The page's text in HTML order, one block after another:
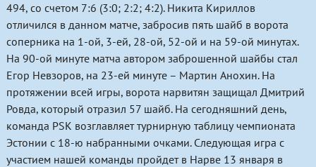
Лёгкая атлетика
Настольный теннис
Пулевая стрельба
Фигурное катание
Хоккей с шайбой
Художественная гимнастика
Местоположение
494, со счетом 7:6 (3:0; 2:2; 4:2). Никита Кириллов
отличился в данном матче, забросив пять шайб в ворота
соперника на 1-ой, 3-ей, 28-ой, 52-ой и на 59-ой минутах.
На 90-ой минуте матча автором заброшенной шайбы стал
Егор Невзоров, на 23-ей минуте – Мартин Анохин. На
протяжении всей игры, ворота нарвитян защищал Дмитрий
Ровда, который отразил 57 шайб. На сегодняшний день,
команда PSK возглавляет турнирную таблицу чемпионата
Эстонии с 18-ю набранными очками. Следующая игра с
участием нашей команды пройдет в Нарве 13 января в